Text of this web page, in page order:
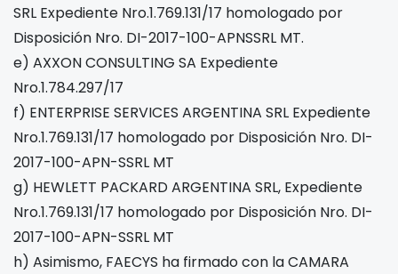
SRL Expediente Nro.1.769.131/17 homologado por
Disposición Nro. DI-2017-100-APNSSRL MT.
e) AXXON CONSULTING SA Expediente
Nro.1.784.297/17
f) ENTERPRISE SERVICES ARGENTINA SRL Expediente
Nro.1.769.131/17 homologado por Disposición Nro. DI-
2017-100-APN-SSRL MT
g) HEWLETT PACKARD ARGENTINA SRL, Expediente
Nro.1.769.131/17 homologado por Disposición Nro. DI-
2017-100-APN-SSRL MT
h) Asimismo, FAECYS ha firmado con la CAMARA